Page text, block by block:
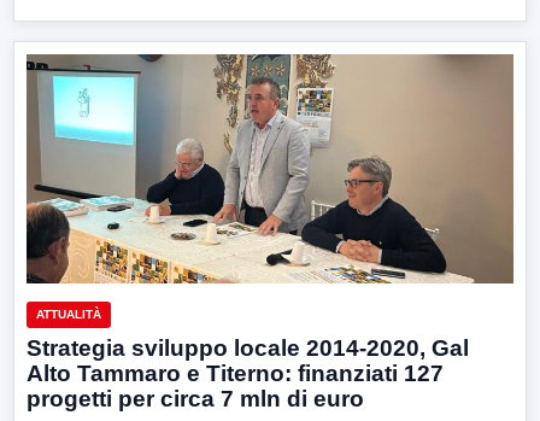
ATTUALITÀ
Strategia sviluppo locale 2014-2020, Gal
Alto Tammaro e Titerno: finanziati 127
progetti per circa 7 mln di euro